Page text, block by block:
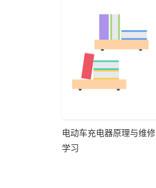
电动车充电器原理与维修
学习